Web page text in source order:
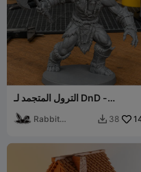
الترول المتجمد لـ DnD -
Rabbit
 38